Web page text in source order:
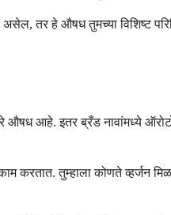
तर हे औषध तुमच्या विशिष्ट
आहे. इतर ब्रँड नावांमध्ये
तुम्हाला कोणते व्हर्जन